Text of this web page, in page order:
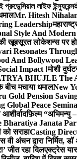
লাইফ ইন্স্যুরেন্স
Mr. Hitesh
Leadership
Style And
खूबसूरत लोकेशन्स पर
Resonates
And Bollywood
Impact !मोशी
BHUJLE The
बीच मचाया धमालNew
Gold Pension
Global Peace
फ़िल्म “अभिमन्यु
Janata
को सराहाCasting
वी अंचन द्वारा
जीत रहा दिलएक्ट्रेस